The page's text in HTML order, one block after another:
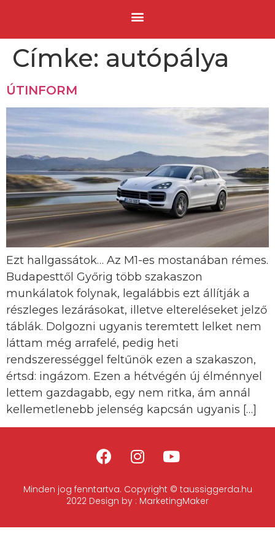
Címke: autópálya
ÚTINFORM
Ezt hallgassátok… Az M1-es mostanában rémes.
Budapesttől Győrig több szakaszon
munkálatok folynak, legalábbis ezt állítják a
részleges lezárásokat, illetve eltereléseket jelző
táblák. Dolgozni ugyanis teremtett lelket nem
láttam még arrafelé, pedig heti
rendszerességgel feltűnök ezen a szakaszon,
értsd: ingázom. Ezen a hétvégén új élménnyel
lettem gazdagabb, egy nem ritka, ám annál
kellemetlenebb jelenség kapcsán ugyanis […]
Minden jog fenntartva. Copyright © taussiggerda.hu
2022 Design by : MarketingMaker